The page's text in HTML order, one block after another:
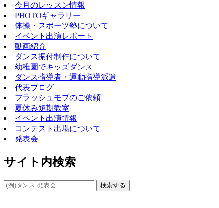
今月のレッスン情報
PHOTOギャラリー
体操・スポーツ塾について
イベント出演レポート
動画紹介
ダンス振付制作について
幼稚園でキッズダンス
ダンス指導者・運動指導派遣
代表ブログ
フラッシュモブのご依頼
夏休み短期教室
イベント出演情報
コンテスト出場について
発表会
サイト内検索
検索する